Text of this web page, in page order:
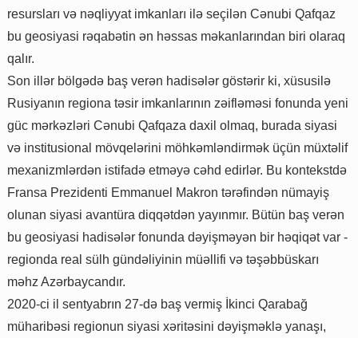
resursları və nəqliyyat imkanları ilə seçilən Cənubi Qafqaz
bu geosiyasi rəqabətin ən həssas məkanlarından biri olaraq
qalır.
Son illər bölgədə baş verən hadisələr göstərir ki, xüsusilə
Rusiyanın regiona təsir imkanlarının zəifləməsi fonunda yeni
güc mərkəzləri Cənubi Qafqaza daxil olmaq, burada siyasi
və institusional mövqelərini möhkəmləndirmək üçün müxtəlif
mexanizmlərdən istifadə etməyə cəhd edirlər. Bu kontekstdə
Fransa Prezidenti Emmanuel Makron tərəfindən nümayiş
olunan siyasi avantüra diqqətdən yayınmır. Bütün baş verən
bu geosiyasi hadisələr fonunda dəyişməyən bir həqiqət var -
regionda real sülh gündəliyinin müəllifi və təşəbbüskarı
məhz Azərbaycandır.
2020-ci il sentyabrın 27-də baş vermiş İkinci Qarabağ
müharibəsi regionun siyasi xəritəsini dəyişməklə yanaşı,